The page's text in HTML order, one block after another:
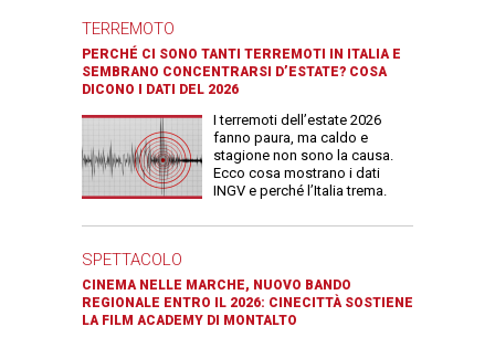
TERREMOTO
PERCHÉ CI SONO TANTI TERREMOTI IN ITALIA E
SEMBRANO CONCENTRARSI D’ESTATE? COSA
DICONO I DATI DEL 2026
I terremoti dell’estate 2026
fanno paura, ma caldo e
stagione non sono la causa.
Ecco cosa mostrano i dati
INGV e perché l’Italia trema.
SPETTACOLO
CINEMA NELLE MARCHE, NUOVO BANDO
REGIONALE ENTRO IL 2026: CINECITTÀ SOSTIENE
LA FILM ACADEMY DI MONTALTO